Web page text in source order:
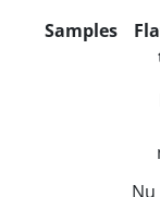
Samples
Nu